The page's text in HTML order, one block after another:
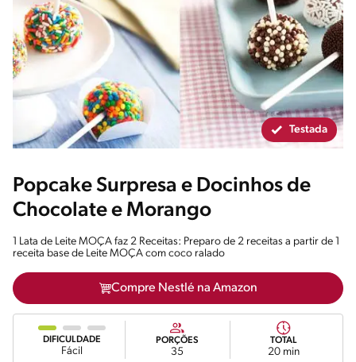
Testada
Popcake Surpresa e Docinhos de
Chocolate e Morango
1 Lata de Leite MOÇA faz 2 Receitas: Preparo de 2 receitas a partir de 1
receita base de Leite MOÇA com coco ralado
Compre Nestlé na Amazon
DIFICULDADE
Fácil
PORÇÕES
35
TOTAL
20 min